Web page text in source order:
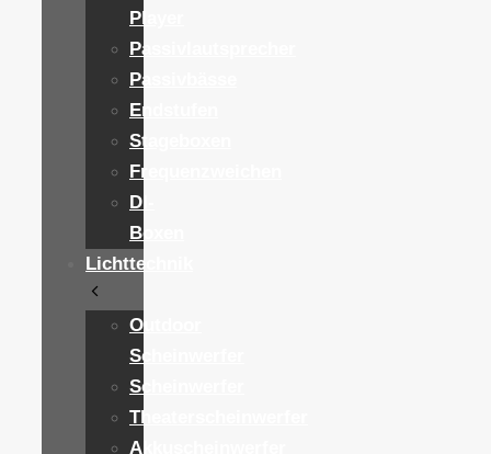
Player
Passivlautsprecher
Passivbässe
Endstufen
Stageboxen
Frequenzweichen
DI-
Boxen
Lichttechnik
Outdoor
Scheinwerfer
Scheinwerfer
Theaterscheinwerfer
Akkuscheinwerfer